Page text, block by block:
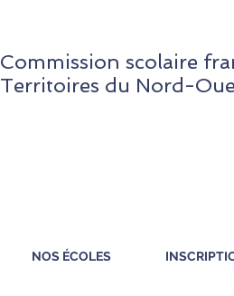
Commission scolaire
Territoires du Nord-
NOS ÉCOLES